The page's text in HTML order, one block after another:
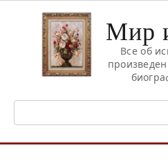
Мир
Все об
Поиск: